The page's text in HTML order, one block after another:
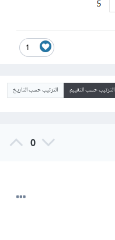
1
الترتيب حسب التقييم الترتيب حسب التاريخ
0